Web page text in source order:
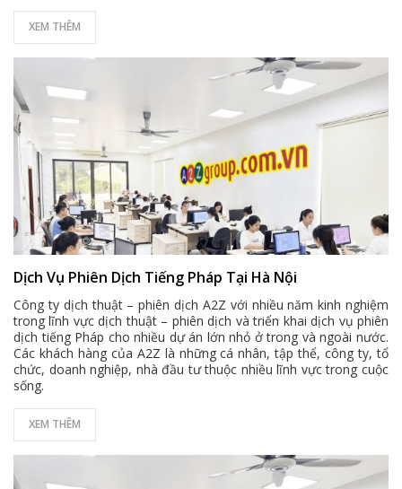
XEM THÊM
Dịch Vụ Phiên Dịch Tiếng Pháp Tại Hà Nội
Công ty dịch thuật – phiên dịch A2Z với nhiều năm kinh nghiệm
trong lĩnh vực dịch thuật – phiên dịch và triển khai dịch vụ phiên
dịch tiếng Pháp cho nhiều dự án lớn nhỏ ở trong và ngoài nước.
Các khách hàng của A2Z là những cá nhân, tập thể, công ty, tổ
chức, doanh nghiệp, nhà đầu tư thuộc nhiều lĩnh vực trong cuộc
sống.
XEM THÊM